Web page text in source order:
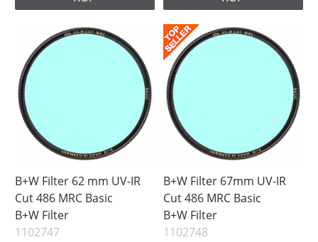
B+W Filter 62 mm UV-IR
Cut 486 MRC Basic
B+W Filter
1102747
B+W Filter 67mm UV-IR
Cut 486 MRC Basic
B+W Filter
1102748